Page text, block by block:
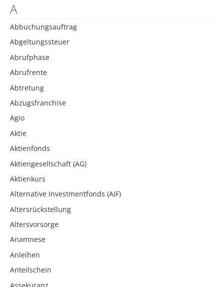
A
Abbuchungsauftrag
Abgeltungssteuer
Abrufphase
Abrufrente
Abtretung
Abzugsfranchise
Agio
Aktie
Aktienfonds
Aktiengesellschaft (AG)
Aktienkurs
Alternative Investmentfonds (AIF)
Altersrückstellung
Altersvorsorge
Anamnese
Anleihen
Anteilschein
Assekuranz